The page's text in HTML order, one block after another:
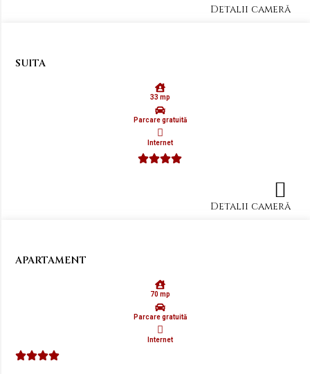
Detalii cameră
SUITA
33 mp
Parcare gratuită
Internet
Detalii cameră
APARTAMENT
70 mp
Parcare gratuită
Internet